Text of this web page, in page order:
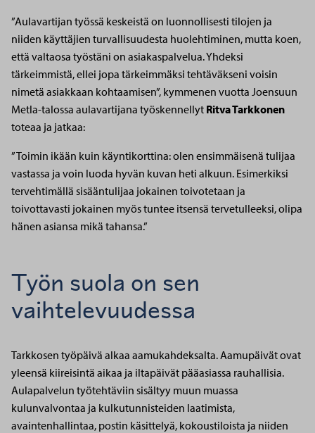
”Aulavartijan työssä keskeistä on luonnollisesti tilojen ja
niiden käyttäjien turvallisuudesta huolehtiminen, mutta koen,
että valtaosa työstäni on asiakaspalvelua. Yhdeksi
tärkeimmistä, ellei jopa tärkeimmäksi tehtäväkseni voisin
nimetä asiakkaan kohtaamisen”, kymmenen vuotta Joensuun
Metla-talossa aulavartijana työskennellyt Ritva Tarkkonen
toteaa ja jatkaa:
”Toimin ikään kuin käyntikorttina: olen ensimmäisenä tulijaa
vastassa ja voin luoda hyvän kuvan heti alkuun. Esimerkiksi
tervehtimällä sisääntulijaa jokainen toivotetaan ja
toivottavasti jokainen myös tuntee itsensä tervetulleeksi, olipa
hänen asiansa mikä tahansa.”
Työn suola on sen
vaihtelevuudessa
Tarkkosen työpäivä alkaa aamukahdeksalta. Aamupäivät ovat
yleensä kiireisintä aikaa ja iltapäivät pääasiassa rauhallisia.
Aulapalvelun työtehtäviin sisältyy muun muassa
kulunvalvontaa ja kulkutunnisteiden laatimista,
avaintenhallintaa, postin käsittelyä, kokoustiloista ja niiden